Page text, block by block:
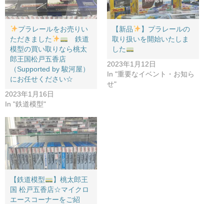
プラレールをお売りい
ただきました
鉄道
模型の買い取りなら桃太
郎王国松戸五香店
（Supported by 駿河屋）
にお任せください☆
2023年1月16日
In "鉄道模型"
【新品
】プラレールの
取り扱いを開始いたしま
した
2023年1月12日
In "重要なイベント・お知ら
せ"
【鉄道模型
】桃太郎王
国 松戸五香店☆マイクロ
エースコーナーをご紹